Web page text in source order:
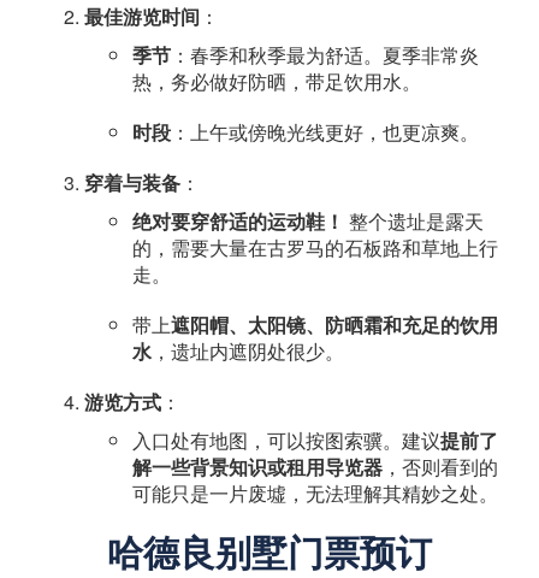
最佳游览时间 ：
季节 ：春季和秋季最为舒适。夏季非常炎
热，务必做好防晒，带足饮用水。
时段 ：上午或傍晚光线更好，也更凉爽。
穿着与装备 ：
绝对要穿舒适的运动鞋！ ​ 整个遗址是露天
的，需要大量在古罗马的石板路和草地上行
走。
带上遮阳帽、太阳镜、防晒霜和充足的饮用
水 ，遗址内遮阴处很少。
游览方式 ：
入口处有地图，可以按图索骥。建议提前了
解一些背景知识或租用导览器 ，否则看到的
可能只是一片废墟，无法理解其精妙之处。
哈德良别墅门票预订